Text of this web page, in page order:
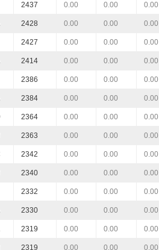
2437 0.00 0.00 0.00
2428 0.00 0.00 0.00
2427 0.00 0.00 0.00
2414 0.00 0.00 0.00
2386 0.00 0.00 0.00
2384 0.00 0.00 0.00
2364 0.00 0.00 0.00
2363 0.00 0.00 0.00
2342 0.00 0.00 0.00
2340 0.00 0.00 0.00
2332 0.00 0.00 0.00
2330 0.00 0.00 0.00
2319 0.00 0.00 0.00
2319 0.00 0.00 0.00